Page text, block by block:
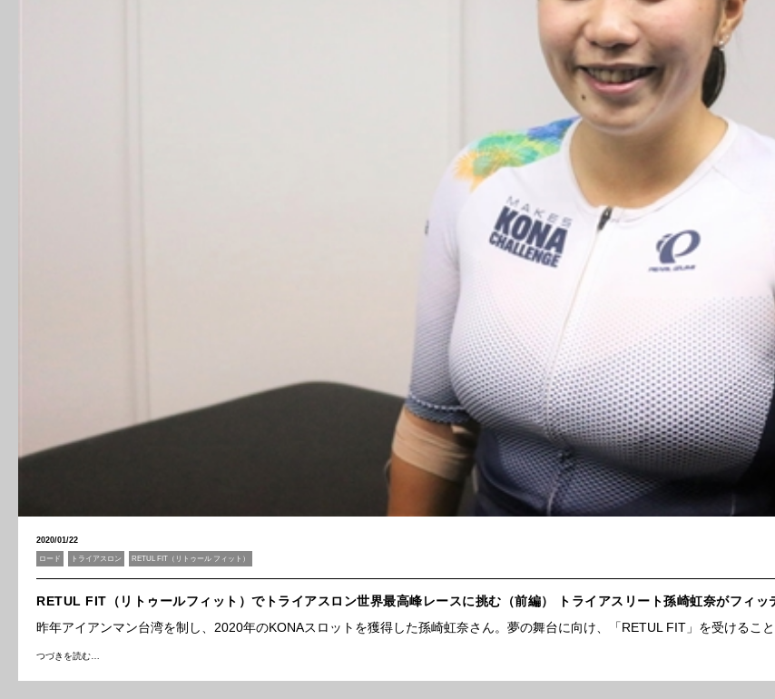
2020/01/22
ロード トライアスロン RETUL FIT（リトゥール フィット）
RETUL FIT（リトゥールフィット）でトライアスロン世界最高峰レースに挑む（前編） トライアスリート孫崎虹奈がフィッ
昨年アイアンマン台湾を制し、2020年のKONAスロットを獲得した孫崎虹奈さん。夢の舞台に向け、「RETUL FIT」を受けること
つづきを読む…